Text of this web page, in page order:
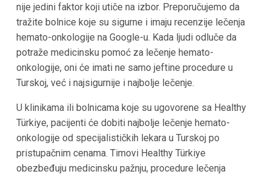
nije jedini faktor koji utiče na izbor. Preporučujemo da
tražite bolnice koje su sigurne i imaju recenzije lečenja
hemato-onkologije na Google-u. Kada ljudi odluče da
potraže medicinsku pomoć za lečenje hemato-
onkologije, oni će imati ne samo jeftine procedure u
Turskoj, već i najsigurnije i najbolje lečenje.
U klinikama ili bolnicama koje su ugovorene sa Healthy
Türkiye, pacijenti će dobiti najbolje lečenje hemato-
onkologije od specijalističkih lekara u Turskoj po
pristupačnim cenama. Timovi Healthy Türkiye
obezbeđuju medicinsku pažnju, procedure lečenja